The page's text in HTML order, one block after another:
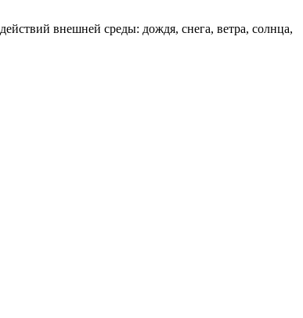
внешней среды: дождя, снега, ветра, солнца,